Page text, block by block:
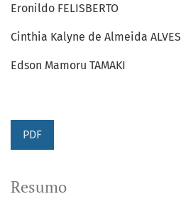
Eronildo FELISBERTO
Cinthia Kalyne de Almeida ALVES
Edson Mamoru TAMAKI
PDF
Resumo